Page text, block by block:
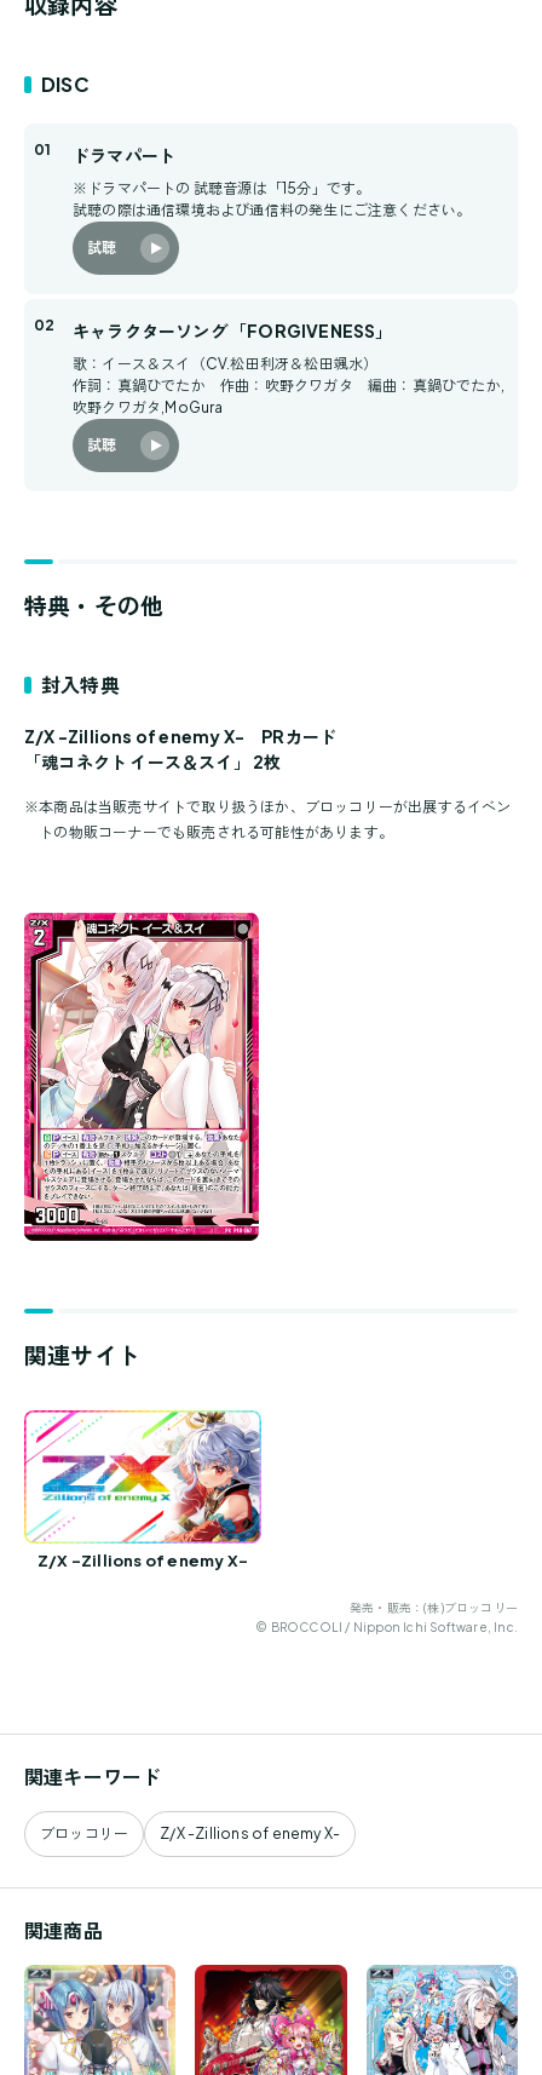
DISC
ドラマパート
※ドラマパートの 試聴音源は「15分」です。
試聴の際は通信環境および通信料の発生にご注意ください。
試聴
キャラクターソング 「FORGIVENESS」
歌：イース＆スイ（CV.松田利冴＆松田颯水）
作詞：真鍋ひでたか 作曲：吹野クワガタ 編曲：真鍋ひでたか,
吹野クワガタ,MoGura
試聴
特典・その他
封入特典
Z/X -Zillions of enemy X- PRカード
「魂コネクト イース＆スイ」 2枚
※本商品は当販売サイトで取り扱うほか、ブロッコリーが出展するイベン
トの物販コーナーでも販売される可能性があります。
関連サイト
Z/X -Zillions of enemy X-
発売・販売：(株)ブロッコリー
© BROCCOLI / Nippon Ichi Software, Inc.
関連キーワード
ブロッコリー Z/X -Zillions of enemy X-
関連商品